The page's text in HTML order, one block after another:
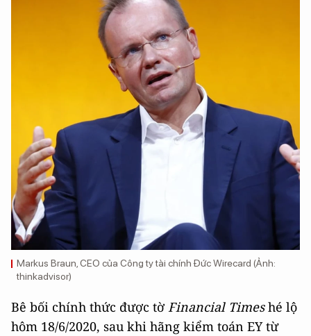
Markus Braun, CEO của Công ty tài chính Đức Wirecard (Ảnh:
thinkadvisor)
Bê bối chính thức được tờ Financial Timeshé lộ
hôm 18/6/2020, sau khi hãng kiểm toán EY từ